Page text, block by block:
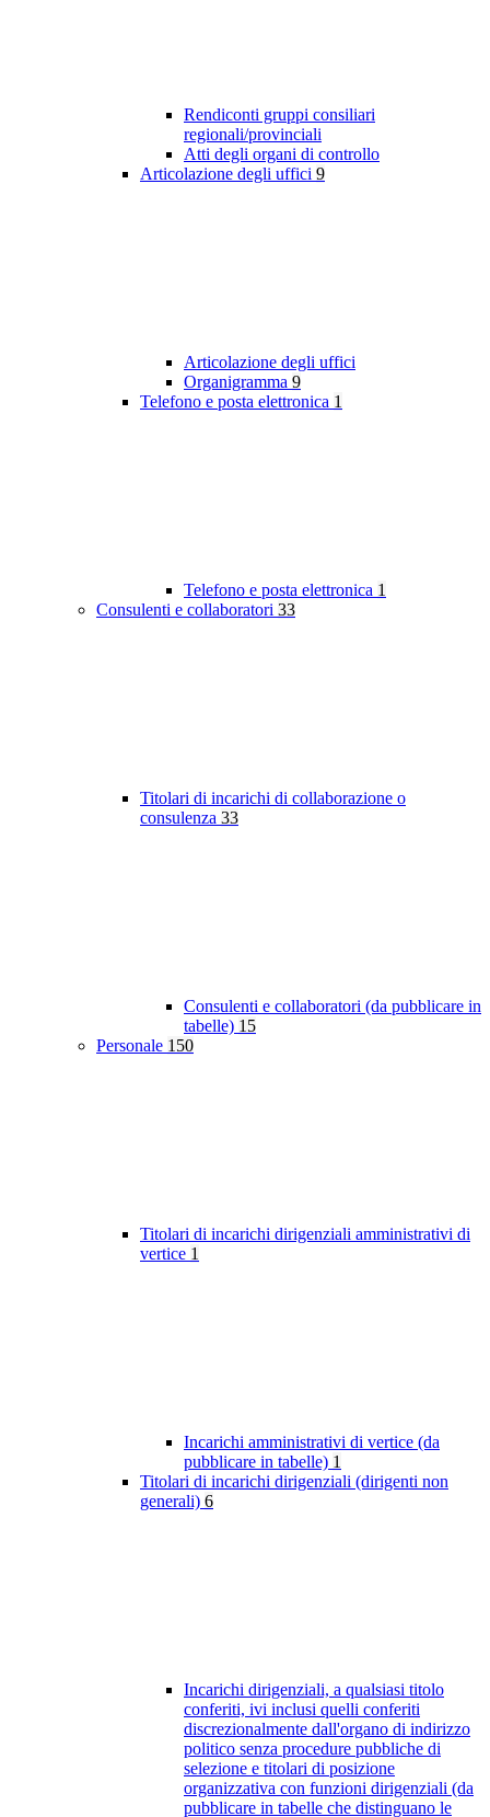
Rendiconti gruppi consiliari
regionali/provinciali
Atti degli organi di controllo
Articolazione degli uffici 9
Articolazione degli uffici
Organigramma 9
Telefono e posta elettronica 1
Telefono e posta elettronica 1
Consulenti e collaboratori 33
Titolari di incarichi di collaborazione o
consulenza 33
Consulenti e collaboratori (da pubblicare in
tabelle) 15
Personale 150
Titolari di incarichi dirigenziali amministrativi di
vertice 1
Incarichi amministrativi di vertice (da
pubblicare in tabelle) 1
Titolari di incarichi dirigenziali (dirigenti non
generali) 6
Incarichi dirigenziali, a qualsiasi titolo
conferiti, ivi inclusi quelli conferiti
discrezionalmente dall'organo di indirizzo
politico senza procedure pubbliche di
selezione e titolari di posizione
organizzativa con funzioni dirigenziali (da
pubblicare in tabelle che distinguano le